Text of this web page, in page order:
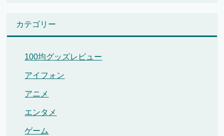
カテゴリー
100均グッズレビュー
アイフォン
アニメ
エンタメ
ゲーム